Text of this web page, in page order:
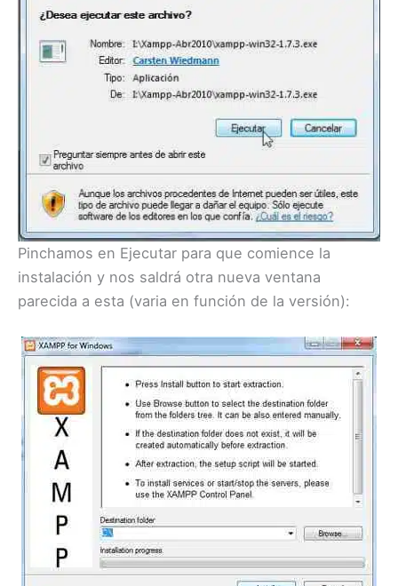
Pinchamos en Ejecutar para que comience la
instalación y nos saldrá otra nueva ventana
parecida a esta (varia en función de la versión):